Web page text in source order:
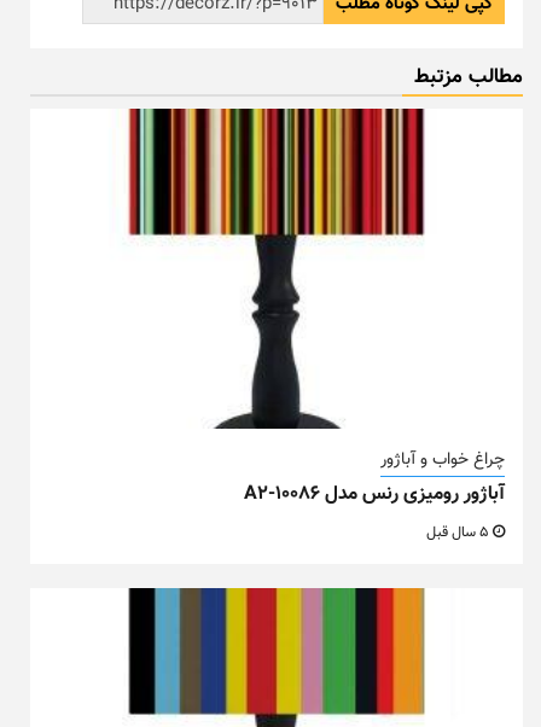
مطالب مزتبط
چراغ خواب و آباژور
آباژور رومیزی رنس مدل A2-10086